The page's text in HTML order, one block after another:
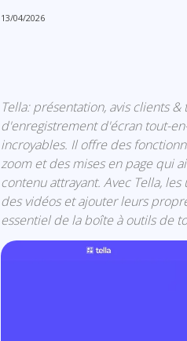
13/04/2026
Tella: présentation, avis clients
d'enregistrement d'écran tout-
incroyables. Il offre des
zoom et des mises en page qui
contenu attrayant. Avec Tella,
des vidéos et ajouter leurs
essentiel de la boîte à outils de